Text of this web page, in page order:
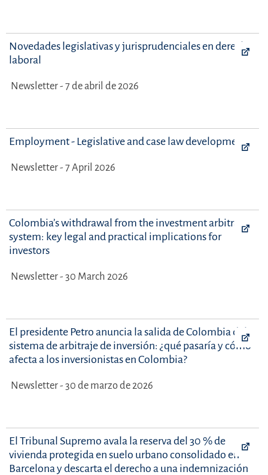
Novedades legislativas y jurisprudenciales en derecho
laboral
Newsletter - 7 de abril de 2026
Employment - Legislative and case law developments
Newsletter - 7 April 2026
Colombia’s withdrawal from the investment arbitration
system: key legal and practical implications for
investors
Newsletter - 30 March 2026
El presidente Petro anuncia la salida de Colombia del
sistema de arbitraje de inversión: ¿qué pasaría y cómo
afecta a los inversionistas en Colombia?
Newsletter - 30 de marzo de 2026
El Tribunal Supremo avala la reserva del 30 % de
vivienda protegida en suelo urbano consolidado en
Barcelona y descarta el derecho a una indemnización